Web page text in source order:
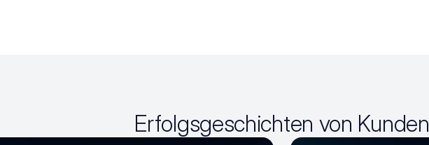
Erfolgsgeschichten von Kunden